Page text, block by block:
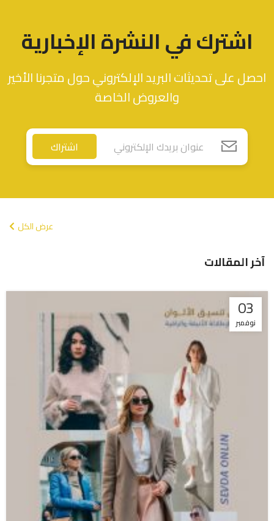
اشترك في النشرة الإخبارية
احصل على تحديثات البريد الإلكتروني حول متجرنا الأخير
والعروض الخاصة
اشتراك
عرض الكل
آخر المقالات
03
نوفمبر